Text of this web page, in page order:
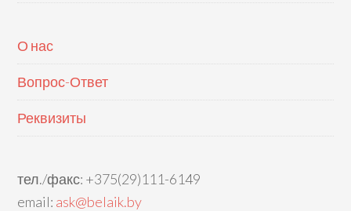
О нас
Вопрос-Ответ
Реквизиты
тел./факс: +375(29)111-6149
email: ask@belaik.by